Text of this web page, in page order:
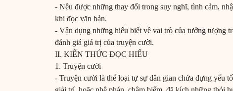
- Nêu được những thay đổi trong suy nghĩ, tình cảm,
khi đọc văn bản.
- Vận dụng những hiểu biết về vai trò của tưởng tượng
đánh giá giá trị của truyện cười.
II. KIẾN THỨC ĐỌC HIỂU
1. Truyện cười
- Truyện cười là thể loại tự sự dân gian chứa đựng yếu